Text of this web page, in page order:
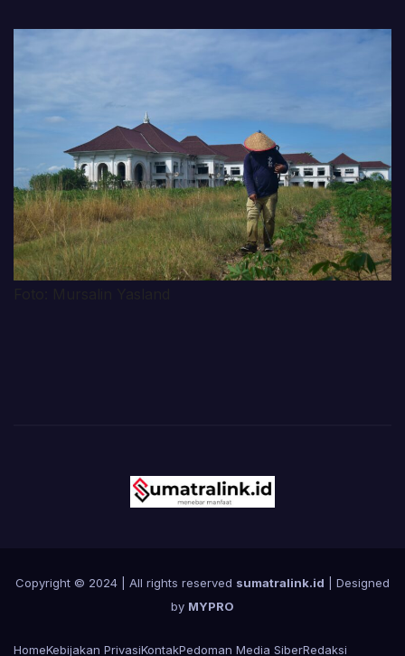
Copyright © 2024 | All rights reserved sumatralink.id | Designed
by MYPRO
HomeKebijakan PrivasiKontakPedoman Media SiberRedaksi